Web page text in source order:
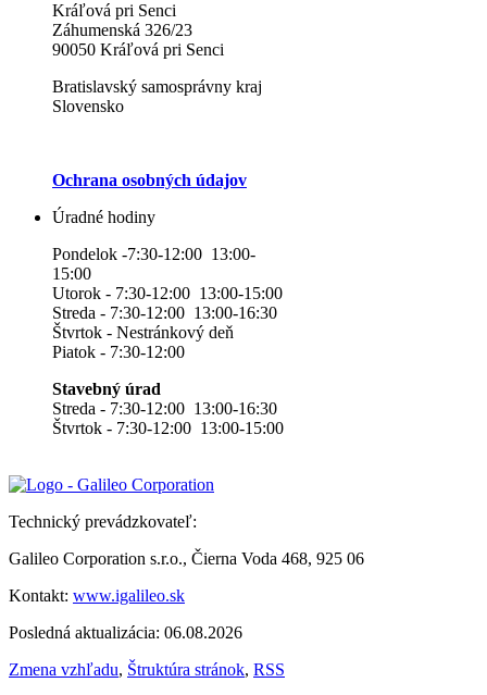
Kráľová pri Senci
Záhumenská 326/23
90050 Kráľová pri Senci
Bratislavský samosprávny kraj
Slovensko
Ochrana osobných údajov
Úradné hodiny
Pondelok -7:30-12:00 13:00-
15:00
Utorok - 7:30-12:00 13:00-15:00
Streda - 7:30-12:00 13:00-16:30
Štvrtok - Nestránkový deň
Piatok - 7:30-12:00
Stavebný úrad
Streda - 7:30-12:00 13:00-16:30
Štvrtok - 7:30-12:00 13:00-15:00
Technický prevádzkovateľ:
Galileo Corporation s.r.o., Čierna Voda 468, 925 06
Kontakt: www.igalileo.sk
Posledná aktualizácia: 06.08.2026
Zmena vzhľadu, Štruktúra stránok, RSS